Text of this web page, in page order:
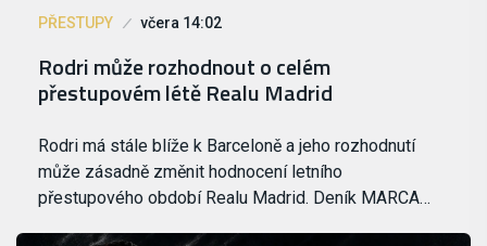
PŘESTUPY včera 14:02
Rodri může rozhodnout o celém
přestupovém létě Realu Madrid
Rodri má stále blíže k Barceloně a jeho rozhodnutí
může zásadně změnit hodnocení letního
přestupového období Realu Madrid. Deník MARCA…